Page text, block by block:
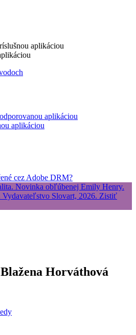
aplikáciou
aplikáciou
aplikáciou
cez Adobe DRM?
Horváthová